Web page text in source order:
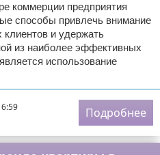
коммерции предприятия
способы привлечь внимание
клиентов и удержать
из наиболее эффективных
использование
Подробнее